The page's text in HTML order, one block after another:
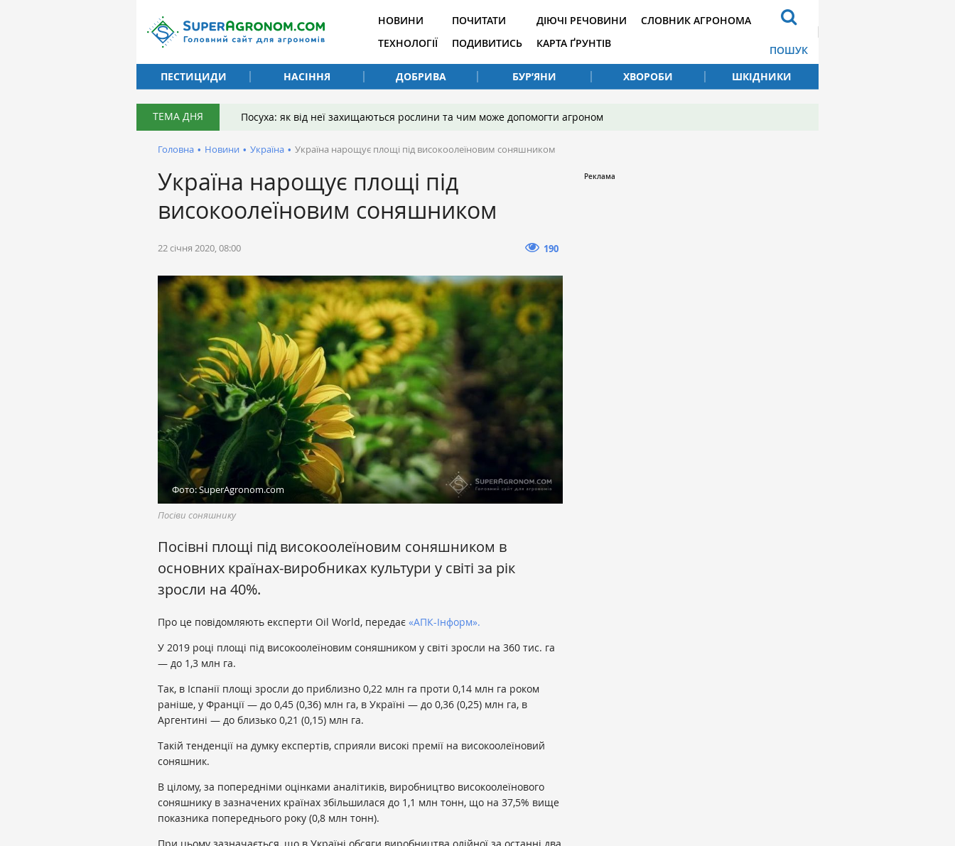
НОВИНИ
ТЕХНОЛОГІЇ
ПОЧИТАТИ
ПОДИВИТИСЬ
ДІЮЧІ РЕЧОВИНИ
КАРТА ҐРУНТІВ
СЛОВНИК АГРОНОМА
ПОШУК
ПЕСТИЦИДИ
НАСІННЯ ДОБРИВА БУР’ЯНИ ХВОРОБИ ШКІДНИКИ
ТЕМА ДНЯ Посуха: як від неї захищаються рослини та чим може допомогти агроном
Головна • Новини • Україна • Україна нарощує площі під високоолеїновим соняшником
Україна нарощує площі під
високоолеїновим соняшником
22 січня 2020, 08:00 190
Фото: SuperAgronom.com
Посіви соняшнику
Посівні площі під високоолеїновим соняшником в
основних країнах-виробниках культури у світі за рік
зросли на 40%.
Про це повідомляють експерти Oil World, передає «АПК-Інформ».
У 2019 році площі під високоолеїновим соняшником у світі зросли на 360 тис. га
— до 1,3 млн га.
Так, в Іспанії площі зросли до приблизно 0,22 млн га проти 0,14 млн га роком
раніше, у Франції — до 0,45 (0,36) млн га, в Україні — до 0,36 (0,25) млн га, в
Аргентині — до близько 0,21 (0,15) млн га.
Такій тенденції на думку експертів, сприяли високі премії на високоолеїновий
соняшник.
В цілому, за попередніми оцінками аналітиків, виробництво високоолеїнового
соняшнику в зазначених країнах збільшилася до 1,1 млн тонн, що на 37,5% вище
показника попереднього року (0,8 млн тонн).
При цьому зазначається, що в Україні обсяги виробництва олійної за останні два